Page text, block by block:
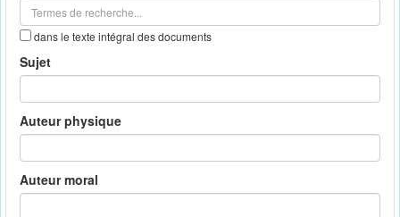
dans le texte intégral des documents
Sujet
Auteur physique
Auteur moral